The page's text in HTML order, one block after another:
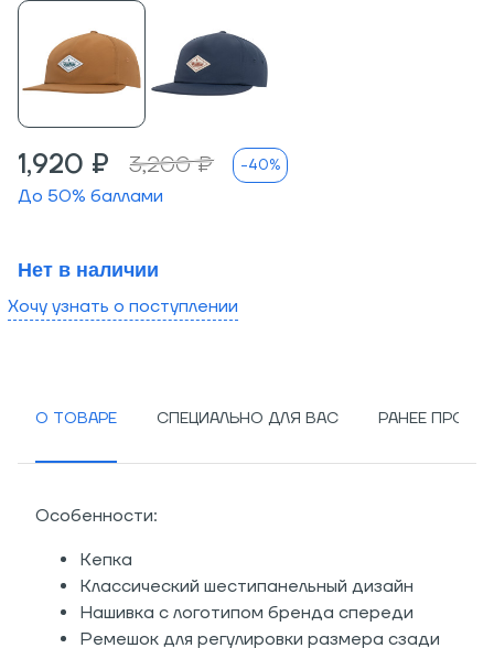
1,920 ₽ 3,200 ₽ -40%
До 50% баллами
Нет в наличии
Хочу узнать о поступлении
О ТОВАРЕ СПЕЦИАЛЬНО ДЛЯ ВАС РАНЕЕ
Особенности:
Кепка
Классический шестипанельный дизайн
Нашивка с логотипом бренда спереди
Ремешок для регулировки размера сзади